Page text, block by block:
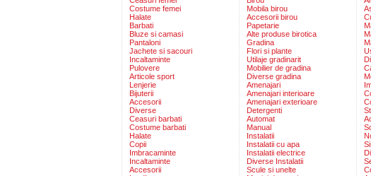
Costume femei
Halate
Barbati
Bluze si camasi
Pantaloni
Jachete si sacouri
Incaltaminte
Pulovere
Articole sport
Lenjerie
Bijuterii
Accesorii
Diverse
Ceasuri barbati
Costume barbati
Halate
Copii
Imbracaminte
Incaltaminte
Accesorii
Mobila birou
Accesorii birou
Papetarie
Alte produse birotica
Gradina
Flori si plante
Utilaje gradinarit
Mobilier de gradina
Diverse gradina
Amenajari
Amenajari interioare
Amenajari exterioare
Detergenti
Automat
Manual
Instalatii
Instalatii cu apa
Instalatii electrice
Diverse Instalatii
Scule si unelte